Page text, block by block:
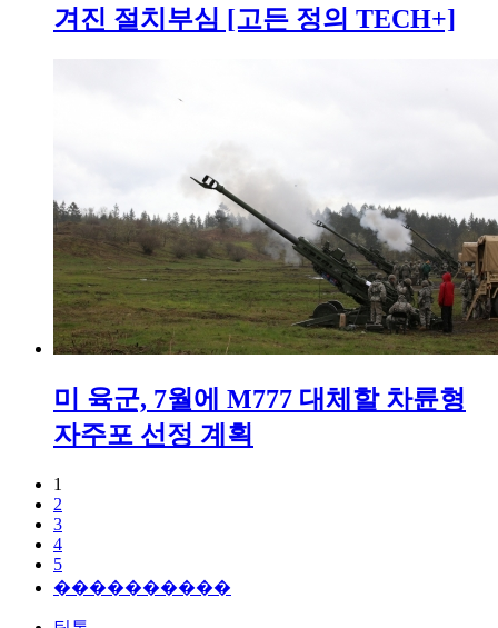
겨진 절치부심 [고든 정의 TECH+]
미 육군, 7월에 M777 대체할 차륜형
자주포 선정 계획
1
2
3
4
5
����������